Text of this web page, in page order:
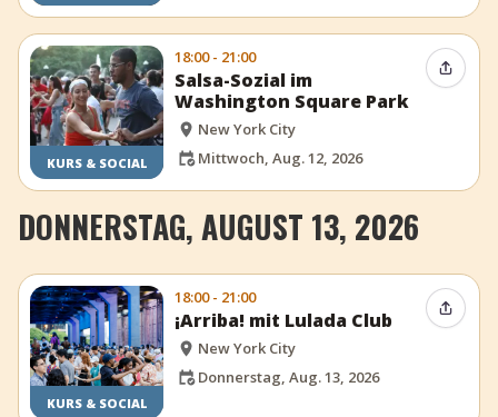
KURS & SOCIAL
18:00 - 21:00
Salsa-Sozial im
Washington Square Park
New York City
Mittwoch, Aug. 12, 2026
Event
DONNERSTAG, AUGUST 13, 2026
KURS & SOCIAL
18:00 - 21:00
¡Arriba! mit Lulada Club
New York City
Donnerstag, Aug. 13, 2026
Event